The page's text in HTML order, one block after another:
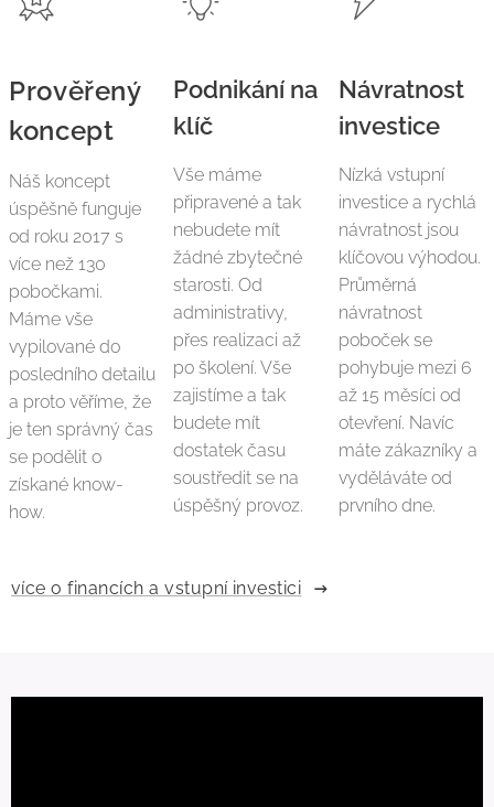
Prověřený
koncept
Náš koncept
úspěšně funguje
od roku 2017 s
více než 130
pobočkami.
Máme vše
vypilované do
posledního detailu
a proto věříme, že
je ten správný čas
se podělit o
získané know-
how.
Podnikání na
klíč
Vše máme
připravené a tak
nebudete mít
žádné zbytečné
starosti. Od
administrativy,
přes realizaci až
po školení. Vše
zajistíme a tak
budete mít
dostatek času
soustředit se na
úspěšný provoz.
Návratnost
investice
Nízká vstupní
investice a rychlá
návratnost jsou
klíčovou výhodou.
Průměrná
návratnost
poboček se
pohybuje mezi 6
až 15 měsíci od
otevření. Navíc
máte zákazníky a
vyděláváte od
prvního dne.
více o financích a vstupní investici